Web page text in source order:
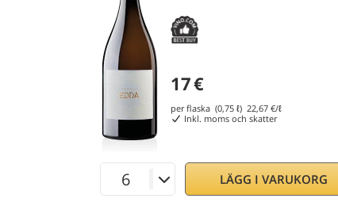
17€
per flaska (0,75 ℓ) 22,67 €/ℓ
Inkl. moms och skatter
LÄGG I VARUKORG